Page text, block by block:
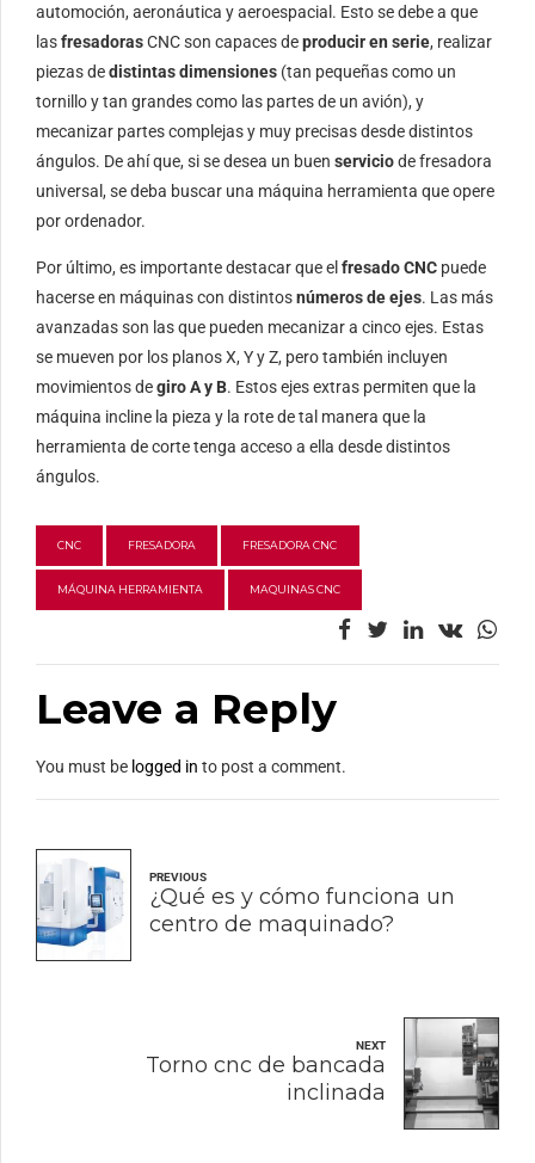
automoción, aeronáutica y aeroespacial. Esto se debe a que
lasfresadorasCNC son capaces deproducir en serie, realizar
piezas dedistintas dimensiones (tan pequeñas como un
tornillo y tan grandes como las partes de un avión), y
mecanizar partes complejas y muy precisas desde distintos
ángulos. De ahí que, si se desea un buen serviciode fresadora
universal, se deba buscar una máquina herramienta que opere
por ordenador.
Por último, es importante destacar que el fresado CNC puede
hacerse en máquinas con distintosnúmeros de ejes. Las más
avanzadas son las que pueden mecanizar a cinco ejes. Estas
se mueven por los planos X, Y y Z, pero también incluyen
movimientos degiro A y B. Estos ejes extras permiten que la
máquina incline la pieza y la rote de tal manera que la
herramienta de corte tenga acceso a ella desde distintos
ángulos.
CNC FRESADORA FRESADORA CNC
MÁQUINA HERRAMIENTA MAQUINAS CNC
Leave a Reply
You must be logged in to post a comment.
PREVIOUS
¿Qué es y cómo funciona un
centro de maquinado?
NEXT
Torno cnc de bancada
inclinada